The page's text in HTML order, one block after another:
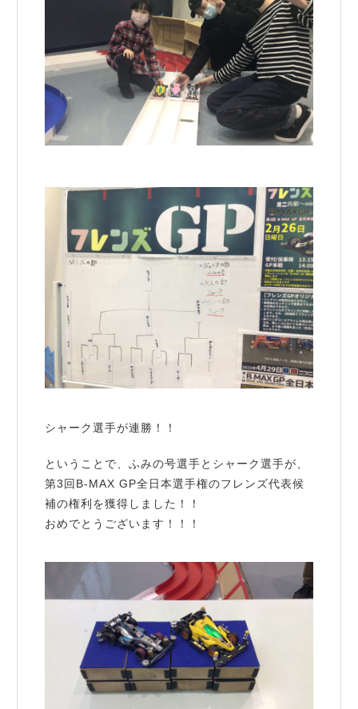
シャーク選手が連勝！！
ということで、ふみの号選手とシャーク選手が、
第3回B-MAX GP全日本選手権のフレンズ代表候
補の権利を獲得しました！！
おめでとうございます！！！